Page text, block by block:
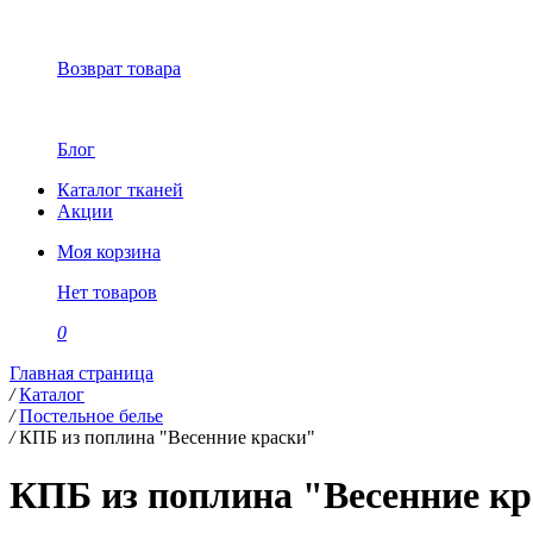
Возврат товара
Блог
Каталог тканей
Акции
Моя корзина
Нет товаров
0
Главная страница
/ Каталог
/ Постельное белье
/ КПБ из поплина "Весенние краски"
КПБ из поплина "Весенние